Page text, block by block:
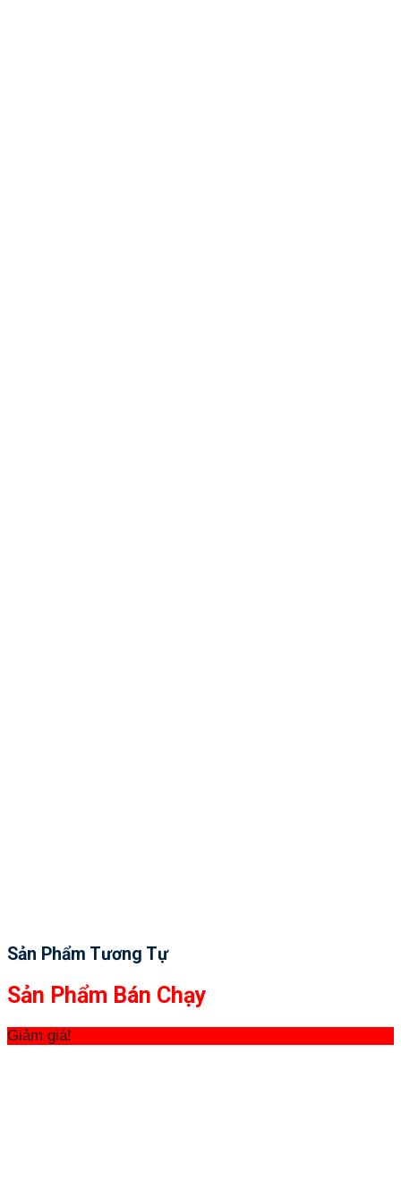
Sản Phẩm Tương Tự
Sản Phẩm Bán Chạy
Giảm giá!